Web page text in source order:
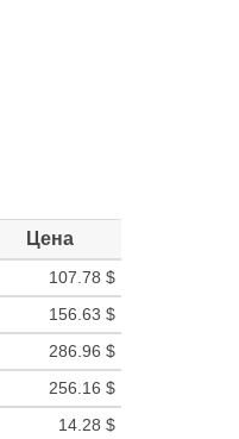
Цена
107.78 $
156.63 $
286.96 $
256.16 $
14.28 $